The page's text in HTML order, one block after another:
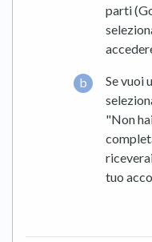
parti
Se vuoi
"Non
tuo